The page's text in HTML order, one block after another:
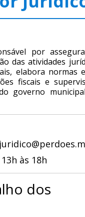
por
das atividades
elabora normas
fiscais e
governo
às 18h
dos